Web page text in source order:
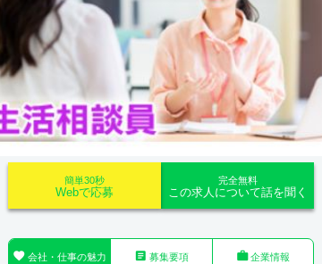
完全無料
この求人について話を聞く
簡単30秒
Webで応募
 会社・仕事の魅力  募集要項 企業情報